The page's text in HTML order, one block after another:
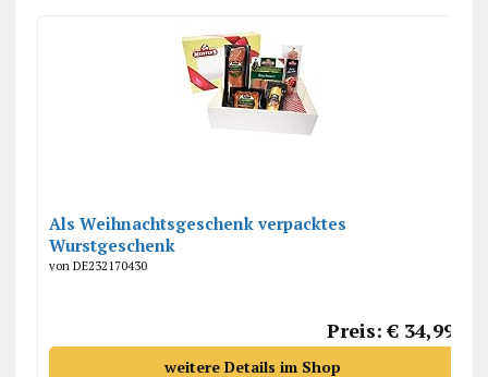
Als Weihnachtsgeschenk verpacktes
Wurstgeschenk
von DE232170430
Preis: € 34,99
weitere Details im Shop